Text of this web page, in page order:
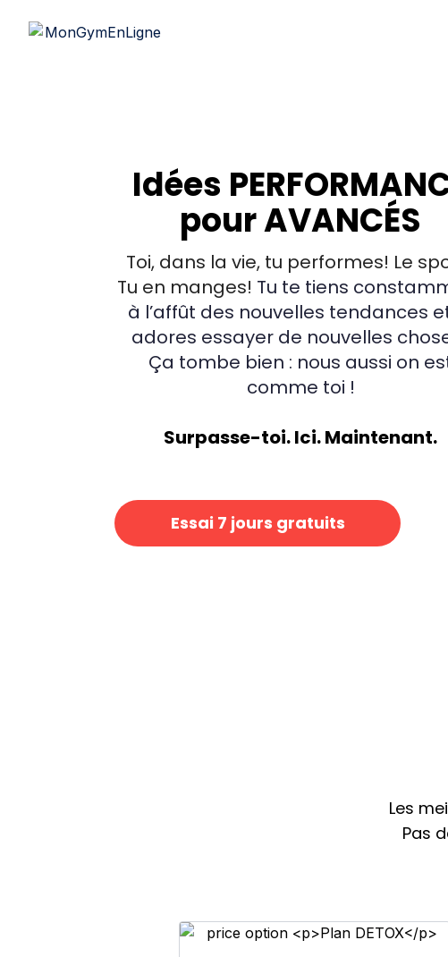
Idées
pourAVANCÉS
Toi, dans la vie, tu performes! Le
Tu en manges! Tu te tiens
à l’affût des nouvelles tendances
adores essayer de nouvelles
Ça tombe bien : nous aussi on
comme toi !
Surpasse-toi. Ici. Maintenant.
​​Essai 7 jours gratuits
Les
Pas